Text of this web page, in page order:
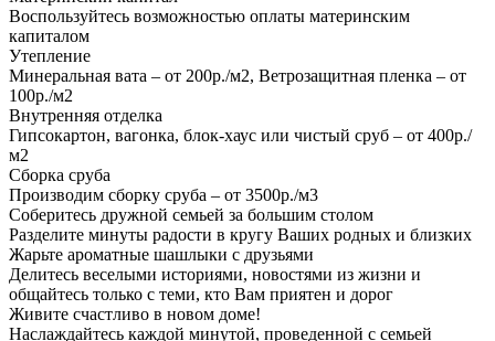
Воспользуйтесь возможностью оплаты материнским
капиталом
Утепление
Минеральная вата – от 200р./м2, Ветрозащитная пленка – от
100р./м2
Внутренняя отделка
Гипсокартон, вагонка, блок-хаус или чистый сруб – от 400р./
м2
Сборка сруба
Производим сборку сруба – от 3500р./м3
Соберитесь дружной семьей за большим столом
Разделите минуты радости в кругу Ваших родных и близких
Жарьте ароматные шашлыки с друзьями
Делитесь веселыми историями, новостями из жизни и
общайтесь только с теми, кто Вам приятен и дорог
Живите счастливо в новом доме!
Наслаждайтесь каждой минутой, проведенной с семьей